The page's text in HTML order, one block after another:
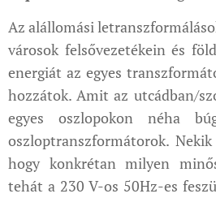
Az alállomási
városok felsővezetékein és
energiát az egyes
hozzátok. Amit az utcádban/
egyes oszlopokon néha
oszloptranszformátorok.
hogy konkrétan milyen
tehát a 230 V-os 50Hz-es